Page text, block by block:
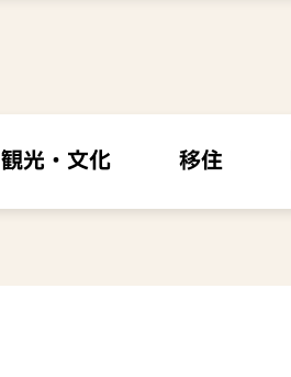
観光・文化 移住